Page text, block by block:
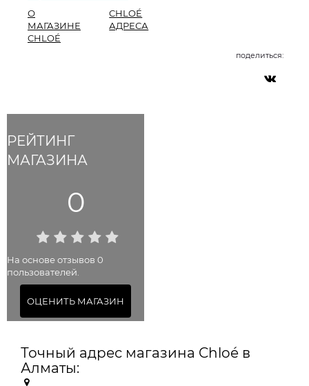
РЕЙТИНГ
МАГАЗИНА
0
На основе отзывов 0
пользователей.
ОЦЕНИТЬ МАГАЗИН
О
МАГАЗИНЕ
CHLOÉ
CHLOÉ
АДРЕСА
поделиться:
Точный адрес магазина Chloé в
Алматы: